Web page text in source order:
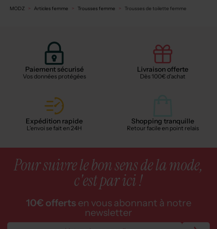
MODZ Articles femme Trousses femme Trousses de toilette femme
Paiement sécurisé
Vos données protégées
Livraison offerte
Dès 100€ d'achat
Expédition rapide
L'envoi se fait en 24H
Shopping tranquille
Retour facile en point relais
Pour suivre le bon sens de la mode,
c'est par ici !
10€ offerts en vous abonnant à notre
newsletter